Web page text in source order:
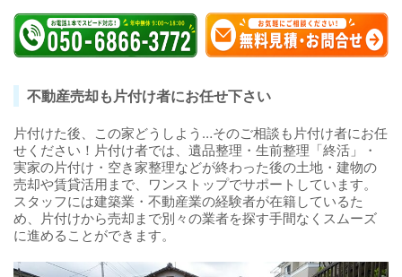
不動産売却も片付け者にお任せ下さい
片付けた後、この家どうしよう…そのご相談も片付け者にお任
せください！片付け者では、遺品整理・生前整理「終活」・
実家の片付け・空き家整理などが終わった後の土地・建物の
売却や賃貸活用まで、ワンストップでサポートしています。
スタッフには建築業・不動産業の経験者が在籍しているた
め、片付けから売却まで別々の業者を探す手間なくスムーズ
に進めることができます。